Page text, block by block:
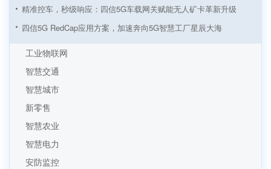
精准控车，秒级响应：四信5G车载网关赋能无人矿卡革新升级
四信5G RedCap应用方案，加速奔向5G智慧工厂星辰大海
四信5G工业路由器助力5G LAN智慧工厂应用方案加速落地
5G工业路由器智慧塔吊无线监测方案，四信让施工安全看得见
5G+智慧工厂数据采集监控方案 “数字工厂”到“物联工厂”
AGV小车基于四信5G工业路由器的应用
工业机器人远程监控系统方案
工业物联网
智慧交通
智慧城市
新零售
智慧农业
智慧电力
安防监控